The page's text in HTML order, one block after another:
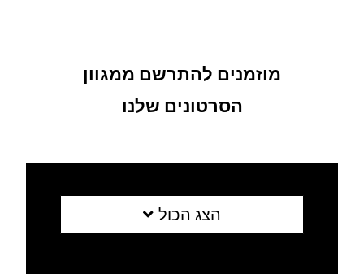
מוזמנים להתרשם ממגוון
הסרטונים שלנו
הצג הכול